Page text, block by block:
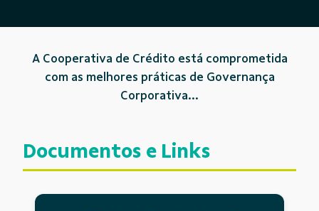
A Cooperativa de Crédito está comprometida
com as melhores práticas de Governança
Corporativa...
Documentos e Links